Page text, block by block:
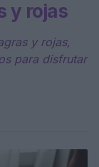
y rojas
y rojas,
para disfrutar